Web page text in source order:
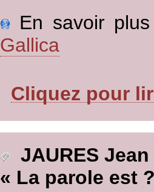
En savoir
Gallica
Cliquez pour
JAURES Jean
« La parole est